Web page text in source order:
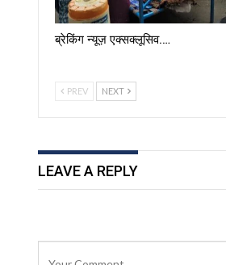
ब्रेकिंग न्यूज़ एक्सक्लूसिव.…
PREV NEXT
LEAVE A REPLY